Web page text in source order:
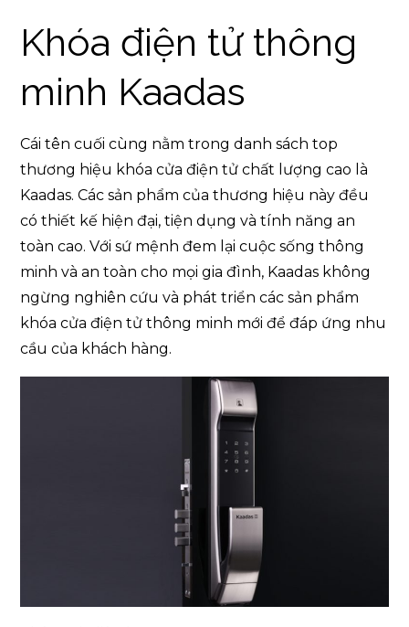
Khóa điện tử thông
minh Kaadas
Cái tên cuối cùng nằm trong danh sách top
thương hiệu khóa cửa điện tử chất lượng cao là
Kaadas. Các sản phẩm của thương hiệu này đều
có thiết kế hiện đại, tiện dụng và tính năng an
toàn cao. Với sứ mệnh đem lại cuộc sống thông
minh và an toàn cho mọi gia đình, Kaadas không
ngừng nghiên cứu và phát triển các sản phẩm
khóa cửa điện tử thông minh mới để đáp ứng nhu
cầu của khách hàng.